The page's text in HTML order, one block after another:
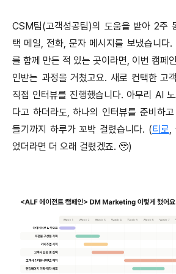
CSM팀(고객성공팀)의 도움을 받아 2주
택 메일, 전화, 문자 메시지를 보냈습니다
를 함께 만든 적 있는 곳이라면, 이번 캠페
인받는 과정을 거쳤고요. 새로 컨택한 고
직접 인터뷰를 진행했습니다. 아무리 AI
다고 하더라도, 하나의 인터뷰를 준비하
들기까지 하루가 꼬박 걸렸습니다. (티로,
었더라면 더 오래 걸렸겠죠. 🥹)